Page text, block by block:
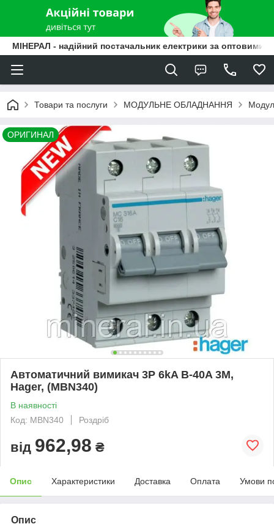
МІНЕРАЛ - надійний постачальник електрики за оптовими
Товари та послуги МОДУЛЬНЕ ОБЛАДНАННЯ
ОРИГИНАЛ
Автоматичний вимикач 3P 6kA B-40A 3M,
Hager, (MBN340)
В наявності
Код: MBN340
Роздріб
від 962,98 ₴
Опис Характеристики Доставка Оплата Умови
Опис